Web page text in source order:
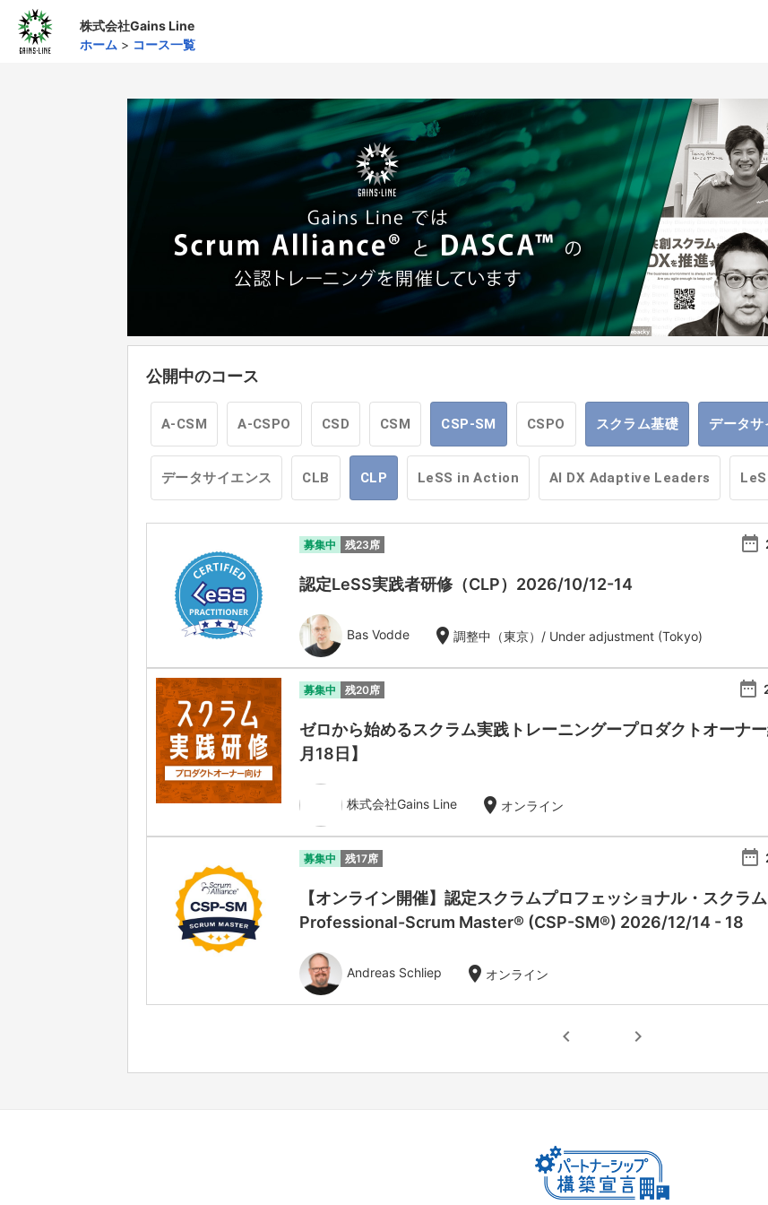
株式会社Gains Line
ホーム > コース一覧
公開中のコース
A-CSM A-CSPO CSD CSM CSP-SM CSPO スクラム基礎 データサ
データサイエンス CLB CLP LeSS in Action AI DX Adaptive Leaders
募集中 残23席 date_range
認定LeSS実践者研修（CLP）2026/10/12-14
Bas Vodde location_on 調整中（東京）/ Under adjustment (Tokyo)
募集中 残20席 date_range
ゼロから始めるスクラム実践トレーニングープロダクトオー
月18日】
株式会社Gains Line location_on オンライン
募集中 残17席 date_range
【オンライン開催】認定スクラムプロフェッショナル・スク
Professional-Scrum Master® (CSP-SM®) 2026/12/14 - 18
Andreas Schliep location_on オンライン
chevron_left chevron_right